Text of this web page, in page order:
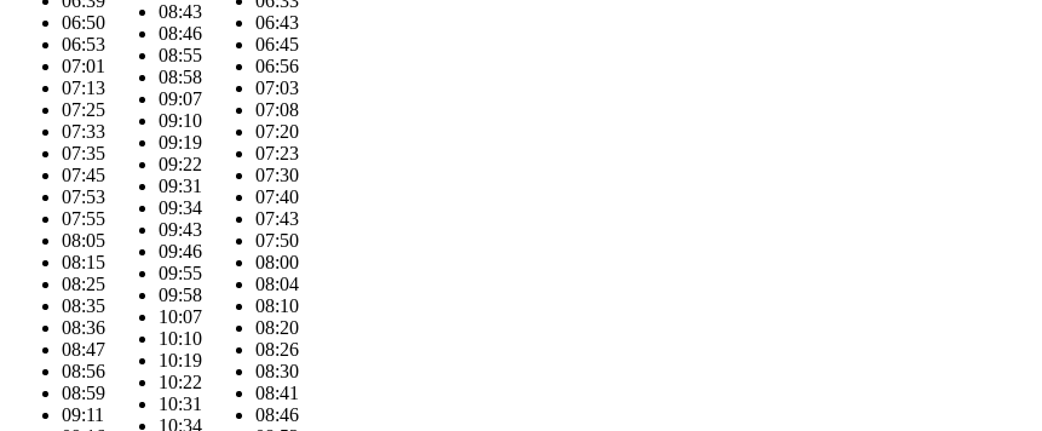
06:50
06:53
07:01
07:13
07:25
07:33
07:35
07:45
07:53
07:55
08:05
08:15
08:25
08:35
08:36
08:47
08:56
08:59
09:11
08:43
08:46
08:55
08:58
09:07
09:10
09:19
09:22
09:31
09:34
09:43
09:46
09:55
09:58
10:07
10:10
10:19
10:22
10:31
10:34
06:43
06:45
06:56
07:03
07:08
07:20
07:23
07:30
07:40
07:43
07:50
08:00
08:04
08:10
08:20
08:26
08:30
08:41
08:46